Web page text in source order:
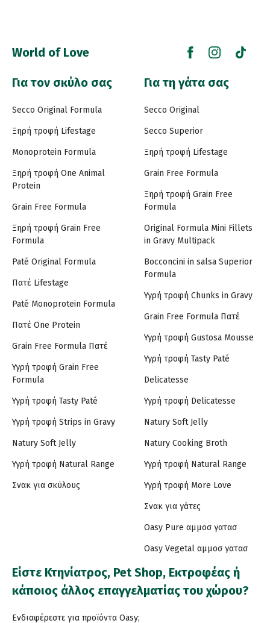
World of Love
Για τον σκύλο σας
Secco Original Formula
Ξηρή τροφή Lifestage
Monoprotein Formula
Ξηρή τροφή One Animal
Protein
Grain Free Formula
Ξηρή τροφή Grain Free
Formula
Paté Original Formula
Πατέ Lifestage
Paté Monoprotein Formula
Πατέ One Protein
Grain Free Formula Πατέ
Υγρή τροφή Grain Free
Formula
Υγρή τροφή Tasty Paté
Υγρή τροφή Strips in Gravy
Natury Soft Jelly
Υγρή τροφή Natural Range
Σνακ για σκύλους
Για τη γάτα σας
Secco Original
Secco Superior
Ξηρή τροφή Lifestage
Grain Free Formula
Ξηρή τροφή Grain Free
Formula
Original Formula Mini Fillets
in Gravy Multipack
Bocconcini in salsa Superior
Formula
Υγρή τροφή Chunks in Gravy
Grain Free Formula Πατέ
Υγρή τροφή Gustosa Mousse
Υγρή τροφή Tasty Paté
Delicatesse
Υγρή τροφή Delicatesse
Natury Soft Jelly
Natury Cooking Broth
Υγρή τροφή Natural Range
Υγρή τροφή More Love
Σνακ για γάτες
Oasy Pure αμμοσ γατασ
Oasy Vegetal αμμοσ γατασ
Είστε Κτηνίατρος, Pet Shop, Εκτροφέας ή
κάποιος άλλος επαγγελματίας του χώρου?
Ενδιαφέρεστε για προϊόντα Oasy;